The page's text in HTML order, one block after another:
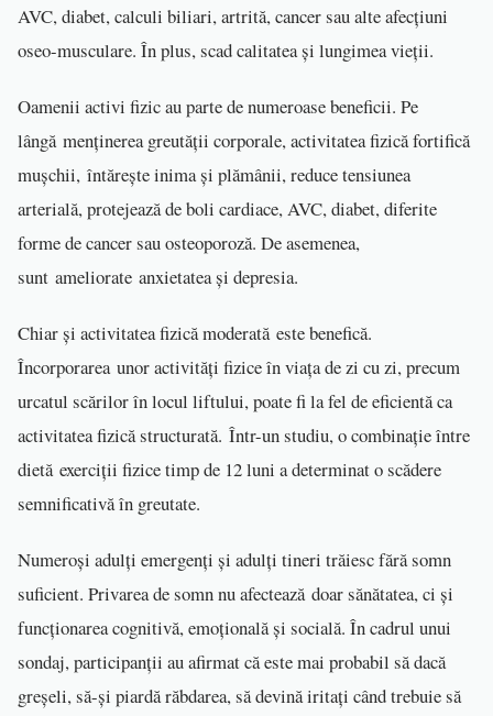
AVC, diabet, calculi biliari, artrită, cancer sau alte afecțiuni
oseo-musculare. În plus, scad calitatea și lungimea vieții.
Oamenii activi fizic au parte de numeroase beneficii. Pe
lângă menținerea greutății corporale, activitatea fizică fortifică
mușchii, întărește inima și plămânii, reduce tensiunea
arterială, protejează de boli cardiace, AVC, diabet, diferite
forme de cancer sau osteoporoză. De asemenea,
sunt ameliorate anxietatea și depresia.
Chiar și activitatea fizică moderată este benefică.
Încorporarea unor activități fizice în viața de zi cu zi, precum
urcatul scărilor în locul liftului, poate fi la fel de eficientă ca
activitatea fizică structurată. Într-un studiu, o combinație între
dietă exerciții fizice timp de 12 luni a determinat o scădere
semnificativă în greutate.
Numeroși adulți emergenți și adulți tineri trăiesc fără somn
suficient. Privarea de somn nu afectează doar sănătatea, ci și
funcționarea cognitivă, emoțională și socială. În cadrul unui
sondaj, participanții au afirmat că este mai probabil să dacă
greșeli, să-și piardă răbdarea, să devină iritați când trebuie să